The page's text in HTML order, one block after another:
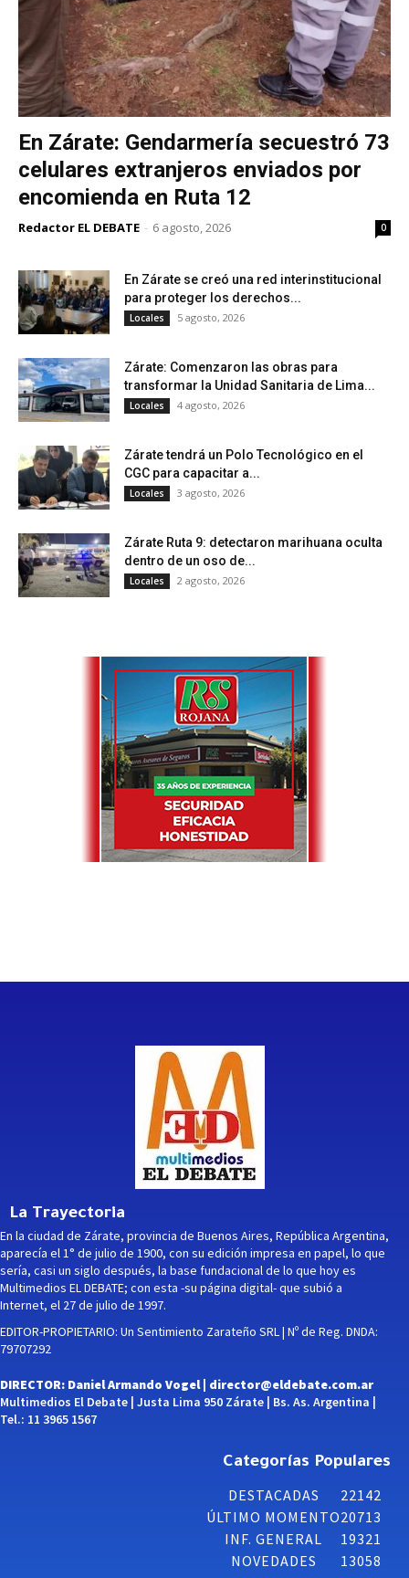
En Zárate: Gendarmería secuestró 73
celulares extranjeros enviados por
encomienda en Ruta 12
Redactor EL DEBATE - 6 agosto, 2026 0
En Zárate se creó una red interinstitucional
para proteger los derechos...
Locales 5 agosto, 2026
Zárate: Comenzaron las obras para
transformar la Unidad Sanitaria de Lima...
Locales 4 agosto, 2026
Zárate tendrá un Polo Tecnológico en el
CGC para capacitar a...
Locales 3 agosto, 2026
Zárate Ruta 9: detectaron marihuana oculta
dentro de un oso de...
Locales 2 agosto, 2026
La Trayectoria
En la ciudad de Zárate, provincia de Buenos Aires, República Argentina,
aparecía el 1° de julio de 1900, con su edición impresa en papel, lo que
sería, casi un siglo después, la base fundacional de lo que hoy es
Multimedios EL DEBATE; con esta -su página digital- que subió a
Internet, el 27 de julio de 1997.
EDITOR-PROPIETARIO: Un Sentimiento Zarateño SRL | Nº de Reg. DNDA:
79707292
DIRECTOR: Daniel Armando Vogel | director@eldebate.com.ar
Multimedios El Debate | Justa Lima 950 Zárate | Bs. As. Argentina |
Tel.: 11 3965 1567
Categorías Populares
DESTACADAS
22142
ÚLTIMO MOMENTO20713
INF. GENERAL
19321
NOVEDADES
13058